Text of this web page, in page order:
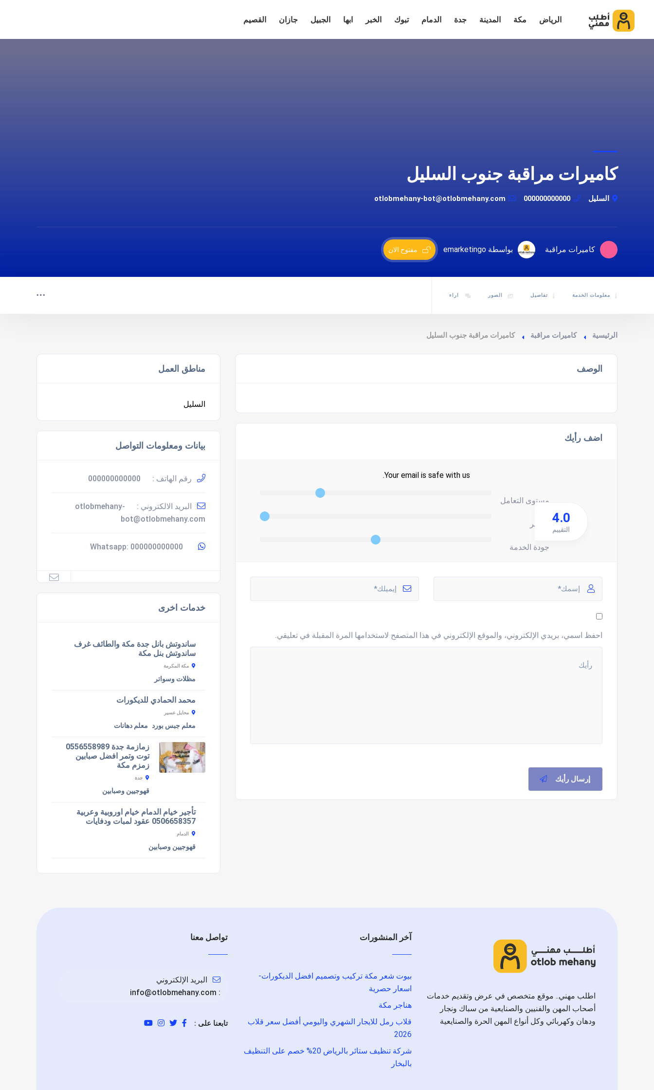
الرياض مكة المدينة جدة الدمام تبوك الخبر ابها الجبيل جازان القصيم
كاميرات مراقبة جنوب السليل
السليل 000000000000
otlobmehany-bot@otlobmehany.com
كاميرات مراقبة بواسطة emarketingo مفتوح الان
معلومات الخدمة تفاصيل الصور اراء
الرئيسية كاميرات مراقبة كاميرات مراقبة جنوب السليل
الوصف
اضف رأيك
Your email is safe with us.
مستوى التعامل
السعر
جودة الخدمة
4.0
التقييم
احفظ اسمي، بريدي الإلكتروني، والموقع الإلكتروني في هذا المتصفح لاستخدامها المرة المقبلة في تعليقي.
إرسال رأيك
مناطق العمل
السليل
بيانات ومعلومات التواصل
رقم الهاتف : 000000000000
البريد الالكتروني :
otlobmehany-
bot@otlobmehany.com
000000000000
خدمات اخرى
ساندوتش بانل جدة مكة والطائف غرف
ساندوتش بنل مكة
مكة المكرمة
مظلات وسواتر
محمد الحمادي للديكورات
محايل عسير
معلم جبس بورد معلم دهانات
زمازمة جدة 0556558989
توت وتمر افضل صبابين
زمزم مكة
جدة
قهوجيين وصبابين
تأجير خيام الدمام خيام اوروبية وعربية
0506658357 عقود لمبات ودفايات
الدمام
قهوجيين وصبابين
اطلب مهني.. موقع متخصص في عرض وتقديم خدمات
أصحاب المهن والفنيين والصنايعية من سباك ونجار
ودهان وكهربائي وكل أنواع المهن الحرة والصنايعية
آخر المنشورات
بيوت شعر مكة تركيب وتصميم افضل الديكورات-
اسعار حصرية
هناجر مكة
قلاب رمل للايجار الشهري واليومي أفضل سعر قلاب
2026
شركة تنظيف ستائر بالرياض 20% خصم على التنظيف
بالبخار
تواصل معنا
البريد الإلكتروني
:
info@otlobmehany.com
تابعنا على :